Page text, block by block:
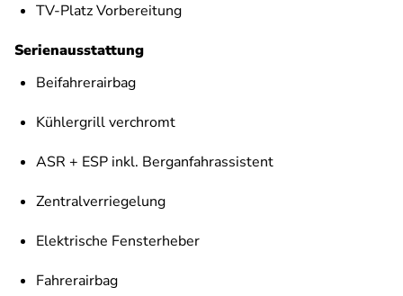
TV-Platz Vorbereitung
Serienausstattung
Beifahrerairbag
Kühlergrill verchromt
ASR + ESP inkl. Berganfahrassistent
Zentralverriegelung
Elektrische Fensterheber
Fahrerairbag